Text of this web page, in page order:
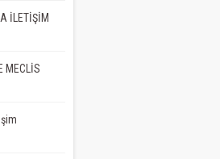
İLETİŞİM
MECLİS